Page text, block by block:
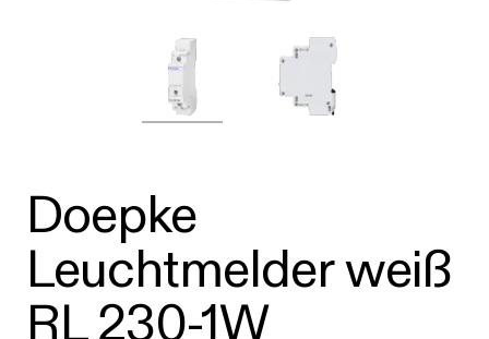
Doepke
Leuchtmelder weiß
RL 230-1W